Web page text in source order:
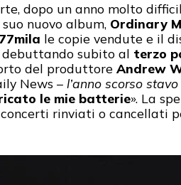
dopo un anno molto
nuovo album, Ordinary
le copie vendute e il
debuttando subito al terzo
del produttore Andrew
News – l’anno scorso
le mie batterie». La
rinviati o cancellati